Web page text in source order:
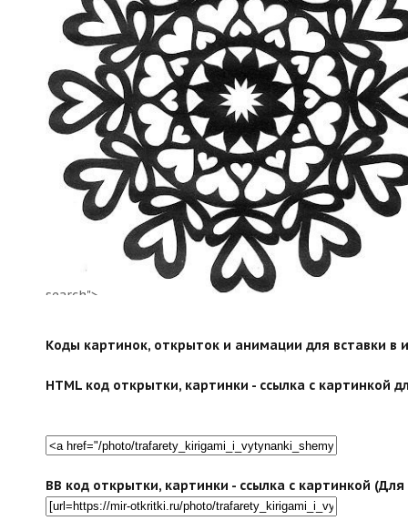
search">
Коды картинок, открыток и анимации для вставки в
HTML код открытки, картинки - ссылка с картинкой
BB код открытки, картинки - ссылка с картинкой